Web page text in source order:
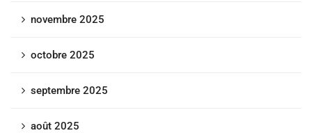
novembre 2025
octobre 2025
septembre 2025
août 2025